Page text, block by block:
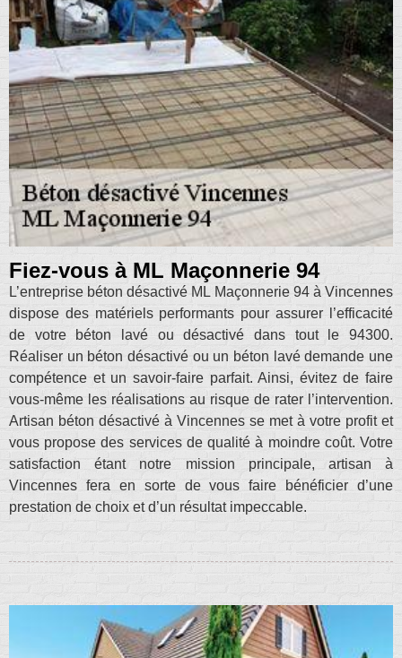
Fiez-vous à ML Maçonnerie 94
L’entreprise béton désactivé ML Maçonnerie 94 à Vincennes
dispose des matériels performants pour assurer l’efficacité
de votre béton lavé ou désactivé dans tout le 94300.
Réaliser un béton désactivé ou un béton lavé demande une
compétence et un savoir-faire parfait. Ainsi, évitez de faire
vous-même les réalisations au risque de rater l’intervention.
Artisan béton désactivé à Vincennes se met à votre profit et
vous propose des services de qualité à moindre coût. Votre
satisfaction étant notre mission principale, artisan à
Vincennes fera en sorte de vous faire bénéficier d’une
prestation de choix et d’un résultat impeccable.